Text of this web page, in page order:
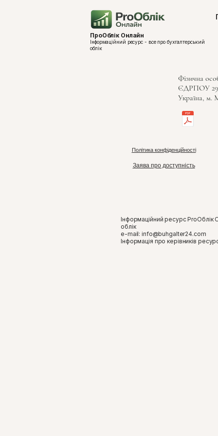
ПроОблік Онлайн
Інформаційний ресурс - все про бухгалтерський
облік
Фізична
ЄДРПОУ
Україна, м.
Політика конфіденційності
Заява про доступність
Інформаційний ресурс ProОблік
облік
e-mail:info@buhgalter24.com
​Інформація про керівників